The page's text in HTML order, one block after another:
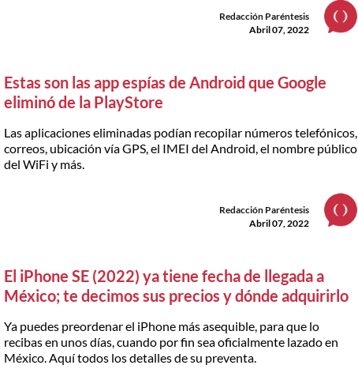
Redacción Paréntesis
Abril 07, 2022
Estas son las app espías de Android que Google
eliminó de la PlayStore
Las aplicaciones eliminadas podían recopilar números telefónicos,
correos, ubicación vía GPS, el IMEI del Android, el nombre público
del WiFi y más.
Redacción Paréntesis
Abril 07, 2022
El iPhone SE (2022) ya tiene fecha de llegada a
México; te decimos sus precios y dónde adquirirlo
Ya puedes preordenar el iPhone más asequible, para que lo
recibas en unos días, cuando por fin sea oficialmente lazado en
México. Aquí todos los detalles de su preventa.